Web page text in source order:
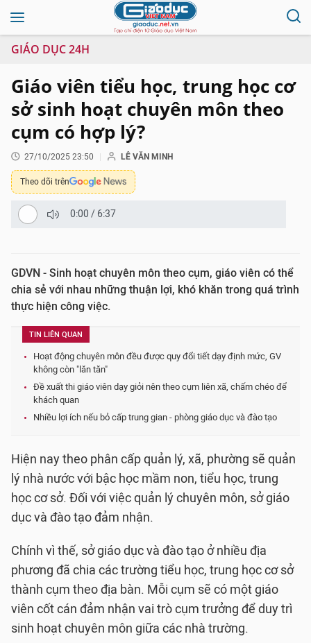
GIÁO DỤC 24H
Giáo viên tiểu học, trung học cơ
sở sinh hoạt chuyên môn theo
cụm có hợp lý?
27/10/2025 23:50 LÊ VĂN MINH
Theo dõi trên
0:00 / 6:37
GDVN - Sinh hoạt chuyên môn theo cụm, giáo viên có thể
chia sẻ với nhau những thuận lợi, khó khăn trong quá trình
thực hiện công việc.
TIN LIÊN QUAN
Hoạt động chuyên môn đều được quy đổi tiết dạy định mức, GV
không còn "lăn tăn"
Đề xuất thi giáo viên dạy giỏi nên theo cụm liên xã, chấm chéo để
khách quan
Nhiều lợi ích nếu bỏ cấp trung gian - phòng giáo dục và đào tạo
Hiện nay theo phân cấp quản lý, xã, phường sẽ quản
lý nhà nước với bậc học mầm non, tiểu học, trung
học cơ sở. Đối với việc quản lý chuyên môn, sở giáo
dục và đào tạo đảm nhận.
Chính vì thế, sở giáo dục và đào tạo ở nhiều địa
phương đã chia các trường tiểu học, trung học cơ sở
thành cụm theo địa bàn. Mỗi cụm sẽ có một giáo
viên cốt cán đảm nhận vai trò cụm trưởng để duy trì
sinh hoạt chuyên môn giữa các nhà trường.